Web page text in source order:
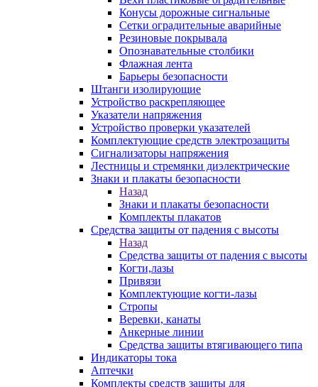
Конусы дорожные сигнальные
Сетки оградительные аварийные
Резиновые покрывала
Опознавательные столбики
Флажная лента
Барьеры безопасности
Штанги изолирующие
Устройство раскрепляющее
Указатели напряжения
Устройство проверки указателей
Комплектующие средств электрозащиты
Сигнализаторы напряжения
Лестницы и стремянки диэлектрические
Знаки и плакаты безопасности
Назад
Знаки и плакаты безопасности
Комплекты плакатов
Средства защиты от падения с высоты
Назад
Средства защиты от падения с высоты
Когти,лазы
Привязи
Комплектующие когти-лазы
Стропы
Веревки, канаты
Анкерные линии
Средства защиты втягивающего типа
Индикаторы тока
Аптечки
Комплекты средств защиты для